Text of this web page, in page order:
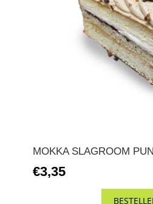
MOKKA SLAGROOM
€3,35